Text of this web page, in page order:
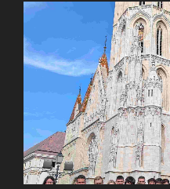
2024
Ein
Tag
Überraschungen“